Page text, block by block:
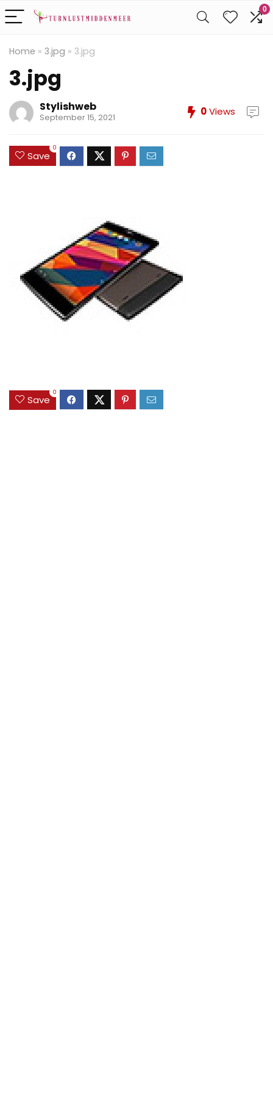
0
Home » 3.jpg » 3.jpg
3.jpg
Stylishweb
September 15, 2021 0Views
Save
0
Save
0